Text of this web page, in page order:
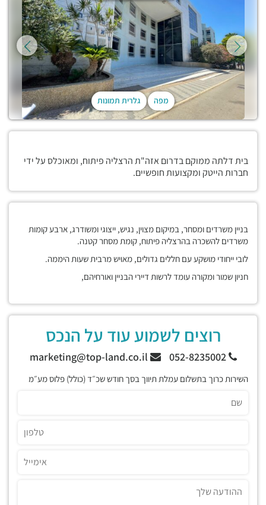
מפה גלרית תמונות
בית דלתה ממוקם בדרום אזה"ת הרצליה פיתוח, ומאוכלס על ידי
חברות הייטק ומקצועות חופשיים.
בניין משרדים ומסחר, במיקום מצוין, נגיש, ייצוגי ומשודרג, ארבע קומות
משרדים להשכרה בהרצליה פיתוח, קומת מסחר קטנה.
לובי ייחודי מושקע עם חללים גדולים, מאויש מרבית שעות היממה.
חניון שמור ומקורה עומד לרשות דיירי הבניין ואורחיהם,
רוצים לשמוע עוד על הנכס
052-8235002
השירות כרוך בתשלום עמלת תיווך בסך חודש שכ״ד (כולל) פלוס מע״מ